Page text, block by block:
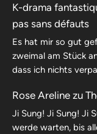
K-drama
pas sans défauts
Es hat mir so gut
zweimal am Stück
dass ich nichts
Rose Areline zu
Ji Sung! Ji Sung! Ji
werde warten, bis